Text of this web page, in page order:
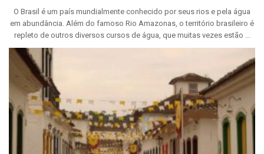
O Brasil é um país mundialmente conhecido por seus rios e pela água
em abundância. Além do famoso Rio Amazonas, o território brasileiro é
repleto de outros diversos cursos de água, que muitas vezes estão ...